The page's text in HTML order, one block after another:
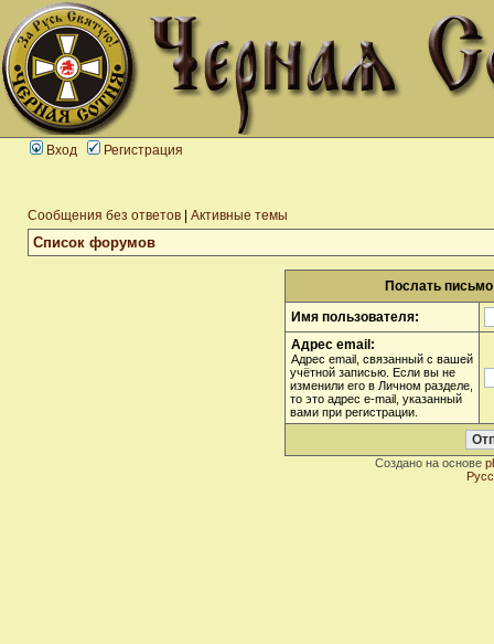
Вход Регистрация
Сообщения без ответов Активные темы
Список форумов
Послать
Имя пользователя:
Адрес email:
Адрес email, связанный с вашей
учётной записью. Если вы не
изменили его в Личном разделе,
то это адрес e-mail, указанный
вами при регистрации.
Создано на основе